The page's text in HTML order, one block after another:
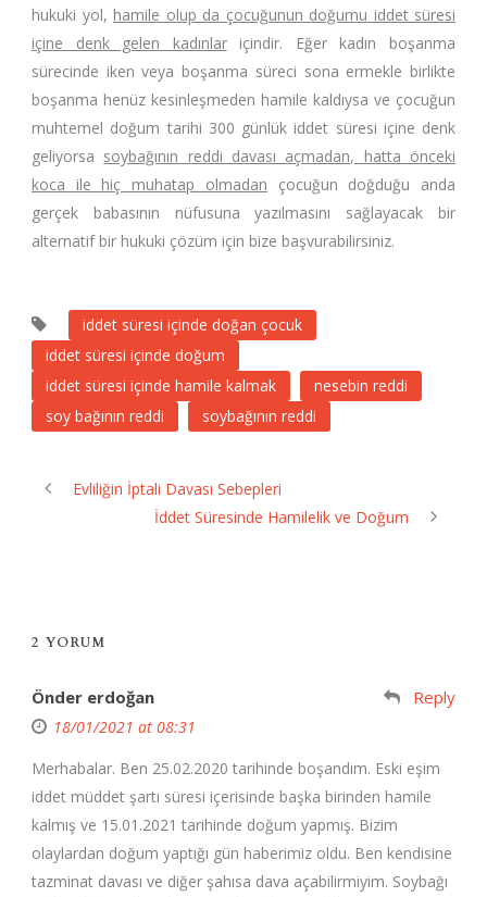
hukuki yol, hamile olup da çocuğunun doğumu iddet süresi
içine denk gelen kadınlariçindir. Eğer kadın boşanma
sürecinde iken veya boşanma süreci sona ermekle birlikte
boşanma henüz kesinleşmeden hamile kaldıysa ve çocuğun
muhtemel doğum tarihi 300 günlük iddet süresi içine denk
geliyorsa soybağının reddi davası açmadan, hatta önceki
koca ile hiç muhatap olmadan çocuğun doğduğu anda
gerçek babasının nüfusuna yazılmasını sağlayacak bir
alternatif bir hukuki çözüm için bize başvurabilirsiniz.
iddet süresi içinde doğan çocuk
iddet süresi içinde doğum
iddet süresi içinde hamile kalmak
nesebin reddi
soy bağının reddi
soybağının reddi
Evliliğin İptali Davası Sebepleri
İddet Süresinde Hamilelik ve Doğum
2 YORUM
Önder erdoğan
18/01/2021 at 08:31
Reply
Merhabalar. Ben 25.02.2020 tarihinde boşandım. Eski eşim
iddet müddet şartı süresi içerisinde başka birinden hamile
kalmış ve 15.01.2021 tarihinde doğum yapmış. Bizim
olaylardan doğum yaptığı gün haberimiz oldu. Ben kendisine
tazminat davası ve diğer şahısa dava açabilirmiyim. Soybağı